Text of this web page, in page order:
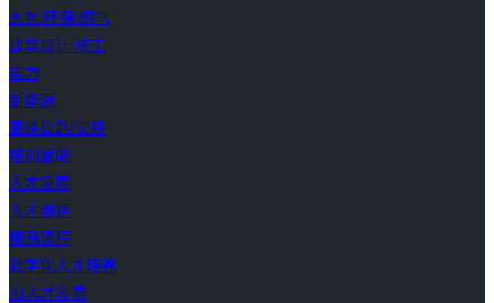
水务/环保/燃气
建筑设计/施工
电力
新能源
高速公路/交投
培训赋能
人才发展
人才测评
精品课程
数字化人才培养
AI人才发展